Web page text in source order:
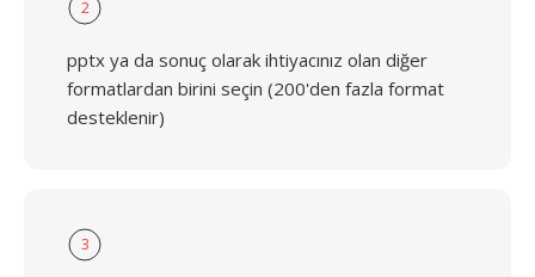
2
pptx ya da sonuç olarak ihtiyacınız olan diğer
formatlardan birini seçin (200'den fazla format
desteklenir)
3